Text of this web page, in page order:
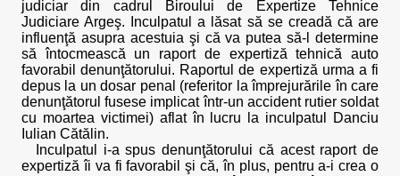
judiciar din cadrul Biroului de Expertize Tehnice
Judiciare Argeş. Inculpatul a lăsat să se creadă că are
influenţă asupra acestuia şi că va putea să-l determine
să întocmească un raport de expertiză tehnică auto
favorabil denunţătorului. Raportul de expertiză urma a fi
depus la un dosar penal (referitor la împrejurările în care
denunţătorul fusese implicat într-un accident rutier soldat
cu moartea victimei) aflat în lucru la inculpatul Danciu
Iulian Cătălin.
Inculpatul i-a spus denunţătorului că acest raport de
expertiză îi va fi favorabil şi că, în plus, pentru a-i crea o